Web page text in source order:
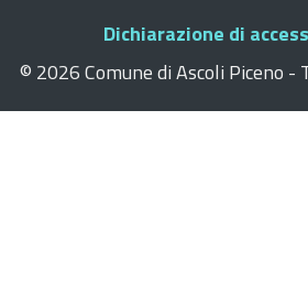
Dichiarazione di
© 2026 Comune di Ascoli Piceno